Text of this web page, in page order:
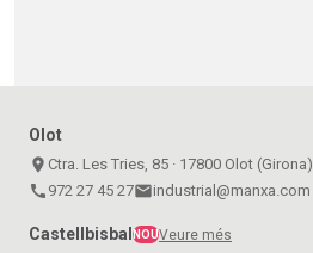
Olot
place Ctra. Les Tries, 85 · 17800 Olot (Girona)
call 972 27 45 27emailindustrial@manxa.com
Castellbisbal NOUVeure més